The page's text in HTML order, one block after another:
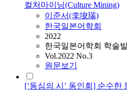
컬처마이닝(Culture Mining)
이준서(李埈瑞)
한국일본어학회
2022
한국일본어학회 학술
Vol.2022 No.3
원문보기
[‘동심의 시’ 동인회] 순수